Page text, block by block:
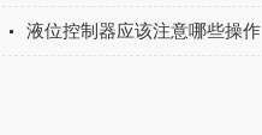
液位控制器应该注意哪些操作